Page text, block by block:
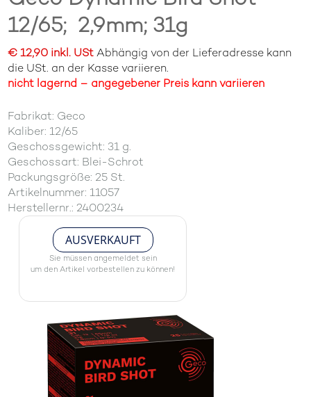
12/65;  2,9mm; 31g
€ 12,90 inkl. UStAbhängig von der Lieferadresse kann
die USt. an der Kasse variieren.
nicht lagernd – angegebener Preis kann variieren
Fabrikat: Geco
Kaliber: 12/65
Geschossgewicht: 31 g.
Geschossart: Blei-Schrot
Packungsgröße: 25 St.
Artikelnummer: 11057
Herstellernr.: 2400234
AUSVERKAUFT
Sie müssen angemeldet sein
um den Artikel vorbestellen zu können!